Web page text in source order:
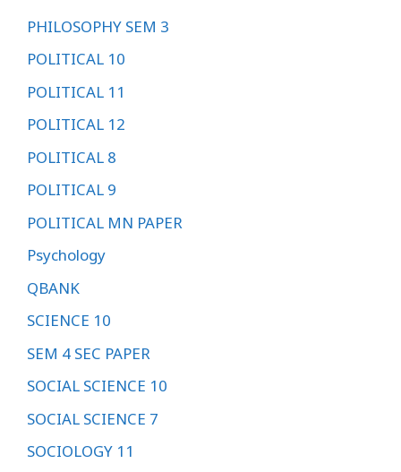
PHILOSOPHY SEM 3
POLITICAL 10
POLITICAL 11
POLITICAL 12
POLITICAL 8
POLITICAL 9
POLITICAL MN PAPER
Psychology
QBANK
SCIENCE 10
SEM 4 SEC PAPER
SOCIAL SCIENCE 10
SOCIAL SCIENCE 7
SOCIOLOGY 11